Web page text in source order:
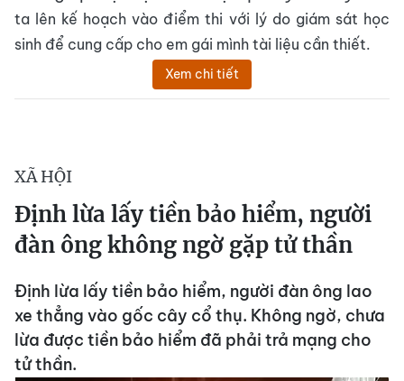
ta lên kế hoạch vào điểm thi với lý do giám sát học
sinh để cung cấp cho em gái mình tài liệu cần thiết.
Xem chi tiết
XÃ HỘI
Định lừa lấy tiền bảo hiểm, người
đàn ông không ngờ gặp tử thần
Định lừa lấy tiền bảo hiểm, người đàn ông lao
xe thẳng vào gốc cây cổ thụ. Không ngờ, chưa
lừa được tiền bảo hiểm đã phải trả mạng cho
tử thần.